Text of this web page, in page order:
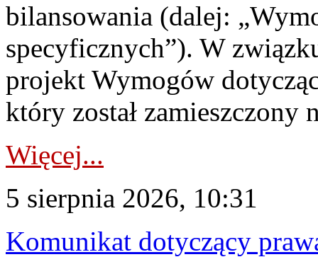
bilansowania (dalej:
specyficznych”). W
projekt Wymogów
który został zamieszczony
Więcej...
5 sierpnia 2026, 10:31
Komunikat dotyczący